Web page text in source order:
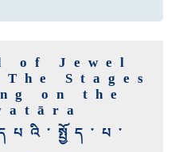
of Jewel
Stages
on the